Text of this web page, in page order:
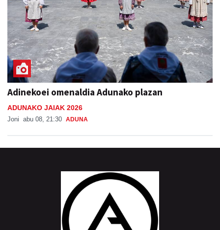
Adinekoei omenaldia Adunako plazan
ADUNAKO JAIAK 2026
Joni abu 08, 21:30 ADUNA